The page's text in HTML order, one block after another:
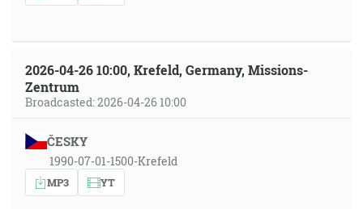
2026-04-26 10:00, Krefeld, Germany, Missions-
Zentrum
Broadcasted: 2026-04-26 10:00
ČESKY
1990-07-01-1500-Krefeld
MP3 YT